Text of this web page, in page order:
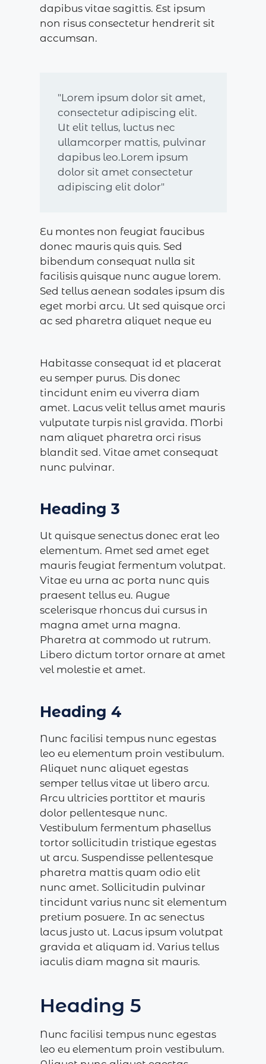
dapibus vitae sagittis. Est ipsum
non risus consectetur hendrerit sit
accumsan.
"Lorem ipsum dolor sit amet,
consectetur adipiscing elit.
Ut elit tellus, luctus nec
ullamcorper mattis, pulvinar
dapibus leo.Lorem ipsum
dolor sit amet consectetur
adipiscing elit dolor"
Eu montes non feugiat faucibus
donec mauris quis quis. Sed
bibendum consequat nulla sit
facilisis quisque nunc augue lorem.
Sed tellus aenean sodales ipsum dis
eget morbi arcu. Ut sed quisque orci
ac sed pharetra aliquet neque eu
Habitasse consequat id et placerat
eu semper purus. Dis donec
tincidunt enim eu viverra diam
amet. Lacus velit tellus amet mauris
vulputate turpis nisl gravida. Morbi
nam aliquet pharetra orci risus
blandit sed. Vitae amet consequat
nunc pulvinar.
Heading 3
Ut quisque senectus donec erat leo
elementum. Amet sed amet eget
mauris feugiat fermentum volutpat.
Vitae eu urna ac porta nunc quis
praesent tellus eu. Augue
scelerisque rhoncus dui cursus in
magna amet urna magna.
Pharetra at commodo ut rutrum.
Libero dictum tortor ornare at amet
vel molestie et amet.
Heading 4
Nunc facilisi tempus nunc egestas
leo eu elementum proin vestibulum.
Aliquet nunc aliquet egestas
semper tellus vitae ut libero arcu.
Arcu ultricies porttitor et mauris
dolor pellentesque nunc.
Vestibulum fermentum phasellus
tortor sollicitudin tristique egestas
ut arcu. Suspendisse pellentesque
pharetra mattis quam odio elit
nunc amet. Sollicitudin pulvinar
tincidunt varius nunc sit elementum
pretium posuere. In ac senectus
lacus justo ut. Lacus ipsum volutpat
gravida et aliquam id. Varius tellus
iaculis diam magna sit mauris.
Heading 5
Nunc facilisi tempus nunc egestas
leo eu elementum proin vestibulum.